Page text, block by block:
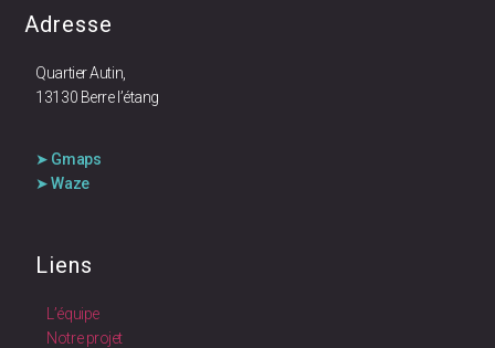
Adresse
Quartier Autin,
13130 Berre l’étang
➤ Gmaps
➤ Waze
Liens
L’équipe
Notre projet